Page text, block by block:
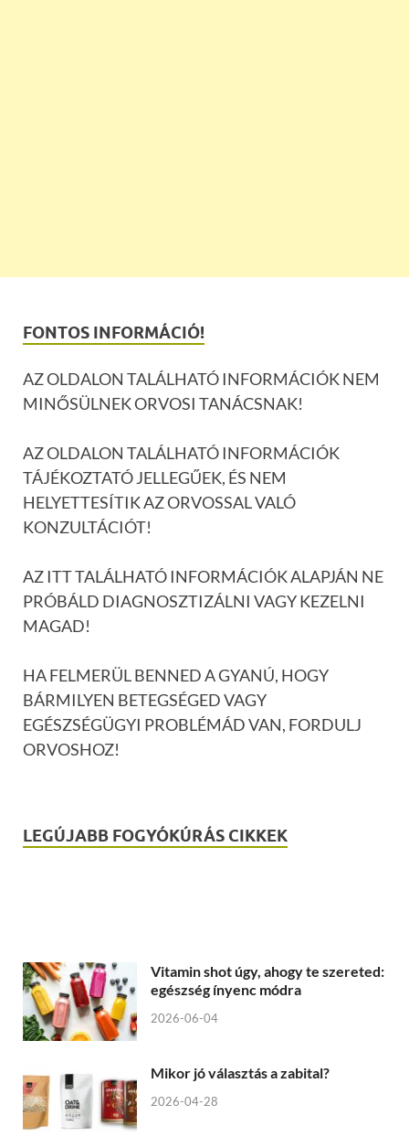
FONTOS INFORMÁCIÓ!
AZ OLDALON TALÁLHATÓ INFORMÁCIÓK NEM
MINŐSÜLNEK ORVOSI TANÁCSNAK!
AZ OLDALON TALÁLHATÓ INFORMÁCIÓK
TÁJÉKOZTATÓ JELLEGŰEK, ÉS NEM
HELYETTESÍTIK AZ ORVOSSAL VALÓ
KONZULTÁCIÓT!
AZ ITT TALÁLHATÓ INFORMÁCIÓK ALAPJÁN NE
PRÓBÁLD DIAGNOSZTIZÁLNI VAGY KEZELNI
MAGAD!
HA FELMERÜL BENNED A GYANÚ, HOGY
BÁRMILYEN BETEGSÉGED VAGY
EGÉSZSÉGÜGYI PROBLÉMÁD VAN, FORDULJ
ORVOSHOZ!
LEGÚJABB FOGYÓKÚRÁS CIKKEK
Vitamin shot úgy, ahogy te szereted:
egészség ínyenc módra
2026-06-04
Mikor jó választás a zabital?
2026-04-28